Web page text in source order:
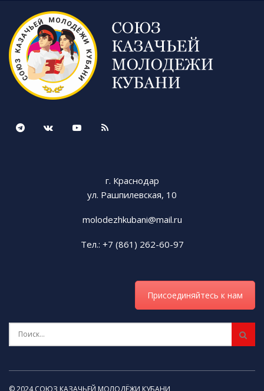
г. Краснодар
ул. Рашпилевская, 10
molodezhkubani@mail.ru
Тел.: +7 (861) 262-60-97
Присоединяйтесь к нам
© 2024 СОЮЗ КАЗАЧЬЕЙ МОЛОДЁЖИ КУБАНИ